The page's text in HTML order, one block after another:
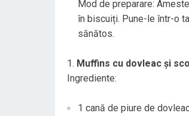
Mod de preparare:
în biscuiți. Pune-le într-o
sănătos.
Muffins cu dovleac și
Ingrediente:
1 cană de piure de